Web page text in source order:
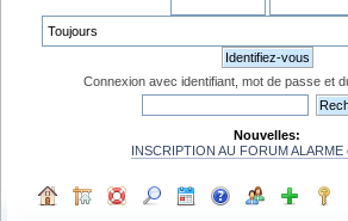
Connexion avec identifiant, mot de passe et
Nouvelles:
INSCRIPTION AU FORUM ALARME